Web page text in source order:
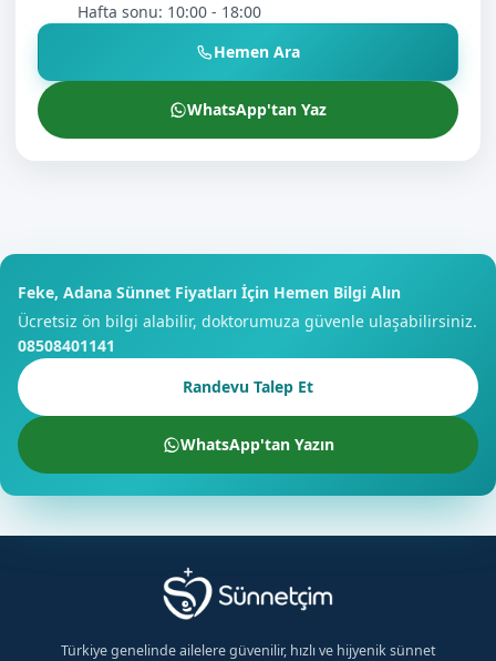
Hafta sonu: 10:00 - 18:00
Hemen Ara
WhatsApp'tan Yaz
Feke, Adana Sünnet Fiyatları İçin Hemen Bilgi Alın
Ücretsiz ön bilgi alabilir, doktorumuza güvenle ulaşabilirsiniz.
08508401141
Randevu Talep Et
WhatsApp'tan Yazın
Türkiye genelinde ailelere güvenilir, hızlı ve hijyenik sünnet